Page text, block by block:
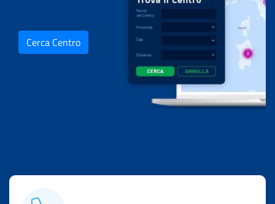
Cerca Centro